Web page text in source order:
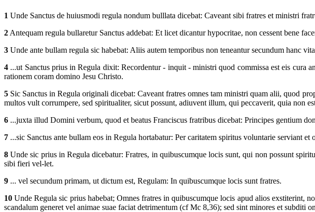
1 Unde Sanctus de huiusmodi regula nondum bulllata dicebat: Caveant sibi fratres et ministri
2 Antequam regula bullaretur Sanctus addebat: Et licet dicantur hypocritae, non cessent bene
3 Unde ante bullam regula sic habebat: Aliis autem temporibus non teneantur secundum hanc
4 ...ut Sanctus prius in Regula dixit: Recordentur - inquit - ministri quod commissa est eis cura
rationem coram domino Jesu Christo.
5 Sic Sanctus in Regula originali dicebat: Caveant fratres omnes tam ministri quam alii, quod
multos vult corrumpere, sed spiritualiter, sicut possunt, adiuvent illum, qui peccaverit, quia non
6 ...juxta illud Domini verbum, quod et beatus Franciscus fratribus dicebat: Principes gentium
7 ...sic Sanctus ante bullam eos in Regula hortabatur: Per caritatem spiritus voluntarie serviant
8 Unde sic prius in Regula dicebatur: Fratres, in quibuscumque locis sunt, qui non possunt
sibi fieri vel-let.
9 ... vel secundum primam, ut dictum est, Regulam: In quibuscumque locis sunt fratres.
10 Unde Regula sic prius habebat; Omnes fratres in quibuscumque locis apud alios exstiterint,
scandalum generet vel animae suae faciat detrimentum (cf Mc 8,36); sed sint minores et subditi